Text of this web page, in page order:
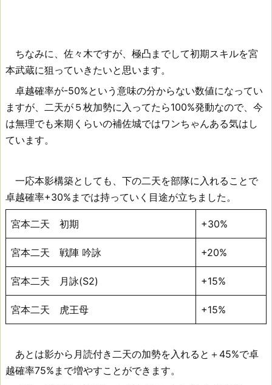
ちなみに、佐々木ですが、極凸までして初期スキルを宮
本武蔵に狙っていきたいと思います。
卓越確率が-50%という意味の分からない数値になってい
ますが、二天が５枚加勢に入ってたら100%発動なので、今
は無理でも来期くらいの補佐城ではワンちゃんある気はし
ています。
一応本影構築としても、下の二天を部隊に入れることで
卓越確率+30%までは持っていく目途が立ちました。
宮本二天 初期 +30%
宮本二天 戦陣 吟詠 +20%
宮本二天 月詠(S2) +15%
宮本二天 虎王母 +15%
あとは影から月読付き二天の加勢を入れると＋45%で卓
越確率75%まで増やすことができます。